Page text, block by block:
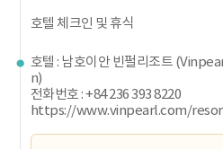
호텔 체크인 및 휴식
호텔 : 남호이안 빈펄리조트
n)
전화번호 : +84 236 393 8220
https://www.vinpearl.com/